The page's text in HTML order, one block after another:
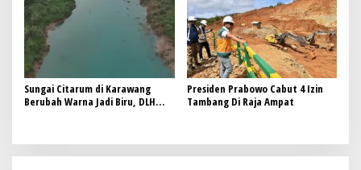
Sungai Citarum di Karawang
Berubah Warna Jadi Biru, DLH
Presiden Prabowo Cabut 4 Izin
Tambang Di Raja Ampat